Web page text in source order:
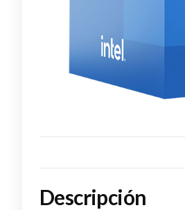
Descripción